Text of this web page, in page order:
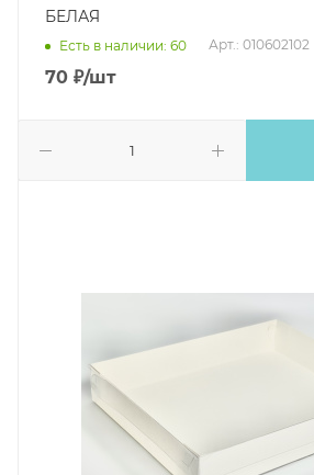
БЕЛАЯ
Есть в наличии: 60 Арт.: 010602102
70 ₽/шт